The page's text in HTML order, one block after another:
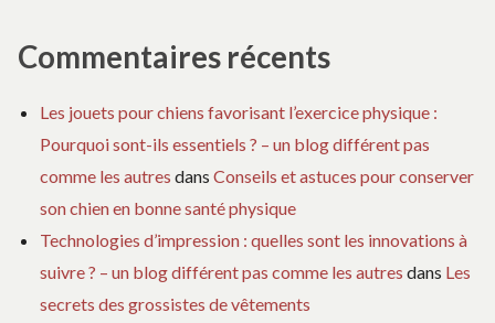
Commentaires récents
Les jouets pour chiens favorisant l’exercice physique :
Pourquoi sont-ils essentiels ? – un blog différent pas
comme les autres dans Conseils et astuces pour conserver
son chien en bonne santé physique
Technologies d’impression : quelles sont les innovations à
suivre ? – un blog différent pas comme les autres dans Les
secrets des grossistes de vêtements